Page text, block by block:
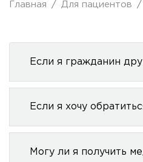
Главная Для пациентов
Если я гражданин
Если я хочу
Могу ли я получить